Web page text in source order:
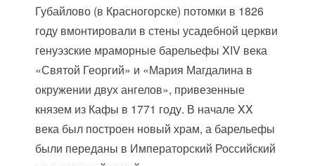
Губайлово (в Красногорске) потомки в 1826
году вмонтировали в стены усадебной церкви
генуэзские мраморные барельефы XIV века
«Святой Георгий» и «Мария Магдалина в
окружении двух ангелов», привезенные
князем из Кафы в 1771 году. В начале XX
века был построен новый храм, а барельефы
были переданы в Императорский Российский